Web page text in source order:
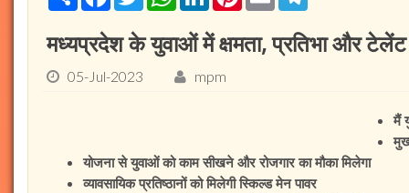
मध्यप्रदेश के युवाओं में क्षमता, प्रतिभा और
05-Jul-2023 mpm
मैं
योजना से युवाओं को काम सीखने और रोजगार का मौका मिलेगा
व्यावसायिक प्रतिष्ठानों को मिलेगी स्किल्ड मेन पावर